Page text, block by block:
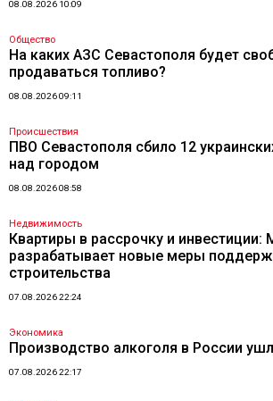
08.08.2026 10:09
Общество
На каких АЗС Севастополя будет
продаваться топливо?
08.08.2026 09:11
Происшествия
ПВО Севастополя сбило 12
над городом
08.08.2026 08:58
Недвижимость
Квартиры в рассрочку и
разрабатывает новые меры
строительства
07.08.2026 22:24
Экономика
Производство алкоголя в России
07.08.2026 22:17